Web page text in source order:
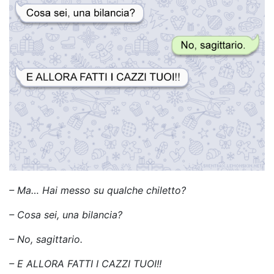
– Ma… Hai messo su qualche chiletto?
– Cosa sei, una bilancia?
– No, sagittario.
– E ALLORA FATTI I CAZZI TUOI!!